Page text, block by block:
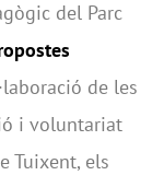
del Parc
de les
i voluntariat
Tuixent, els